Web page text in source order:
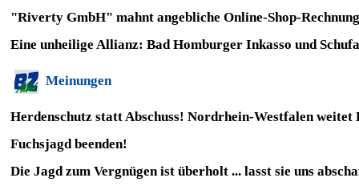
"Riverty GmbH" mahnt angebliche Online-Shop-
Eine unheilige Allianz: Bad Homburger Inkasso und
Meinungen
Herdenschutz statt Abschuss! Nordrhein-Westfalen
Fuchsjagd beenden!
Die Jagd zum Vergnügen ist überholt ... lasst sie uns